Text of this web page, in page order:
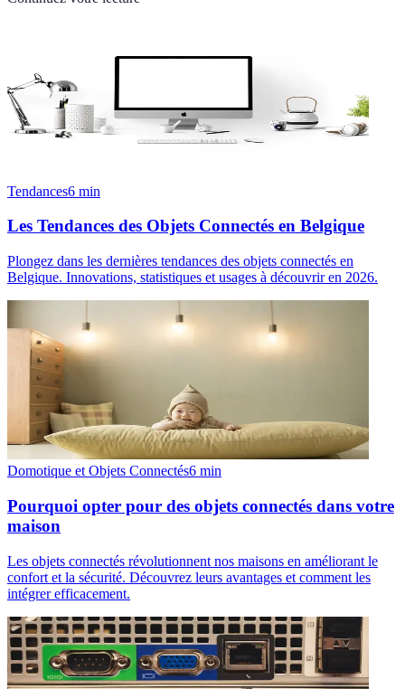
Tendances6 min
Les Tendances des Objets Connectés en Belgique
Plongez dans les dernières tendances des objets connectés en
Belgique. Innovations, statistiques et usages à découvrir en 2026.
Domotique et Objets Connectés6 min
Pourquoi opter pour des objets connectés dans votre
maison
Les objets connectés révolutionnent nos maisons en améliorant le
confort et la sécurité. Découvrez leurs avantages et comment les
intégrer efficacement.